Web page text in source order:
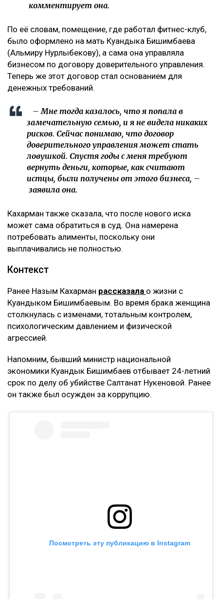
комментирует она.
По её словам, помещение, где работал фитнес-клуб,
было оформлено на мать Куандыка Бишимбаева
(Альмиру Нурлыбекову), а сама она управляла
бизнесом по договору доверительного управления.
Теперь же этот договор стал основанием для
денежных требований.
– Мне тогда казалось, что я попала в
замечательную семью, и я не видела никаких
рисков. Сейчас понимаю, что договор
доверительного управления может стать
ловушкой. Спустя годы с меня требуют
вернуть деньги, которые, как считают
истцы, были получены от этого бизнеса, –
заявила она.
Кахарман также сказала, что после нового иска
может сама обратиться в суд. Она намерена
потребовать алименты, поскольку они
выплачивались не полностью.
Контекст
Ранее Назым Кахарман рассказала о жизни с
Куандыком Бишимбаевым. Во время брака женщина
столкнулась с изменами, тотальным контролем,
психологическим давлением и физической
агрессией.
Напомним, бывший министр национальной
экономики Куандык Бишимбаев отбывает 24-летний
срок по делу об убийстве Салтанат Нукеновой. Ранее
он также был осужден за коррупцию.
Посмотреть эту публикацию в Instagram